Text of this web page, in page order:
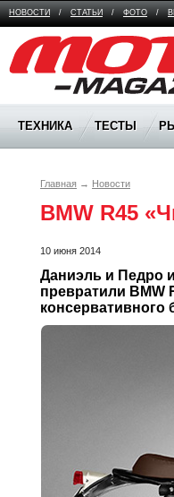
НОВОСТИ / СТАТЬИ / ФОТО /
Moto Magazine
ТЕХНИКА ТЕСТЫ
Главная → Новости
BMW R45
10 июня 2014
Даниэль и Педро
превратили BMW
консервативного